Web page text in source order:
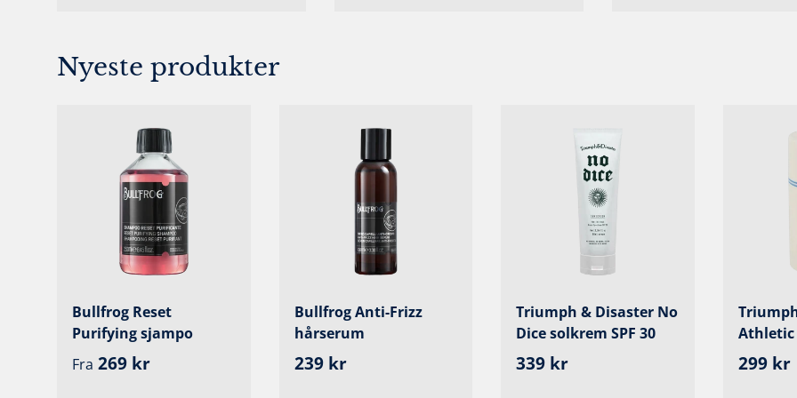
Nyeste produkter
Bullfrog Reset
Purifying sjampo
Ordinær pris
Fra 269 kr
Bullfrog Anti-Frizz
hårserum
Ordinær pris
239 kr
Triumph & Disaster No
Dice solkrem SPF 30
Ordinær pris
339 kr
Athletic
299 kr